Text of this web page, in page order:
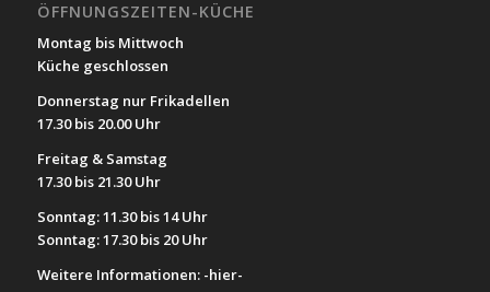
ÖFFNUNGSZEITEN-KÜCHE
Montag bis Mittwoch
Küche geschlossen
Donnerstag nur Frikadellen
17.30 bis 20.00 Uhr
Freitag & Samstag
17.30 bis 21.30 Uhr
Sonntag: 11.30 bis 14 Uhr
Sonntag: 17.30 bis 20 Uhr
Weitere Informationen: -hier-